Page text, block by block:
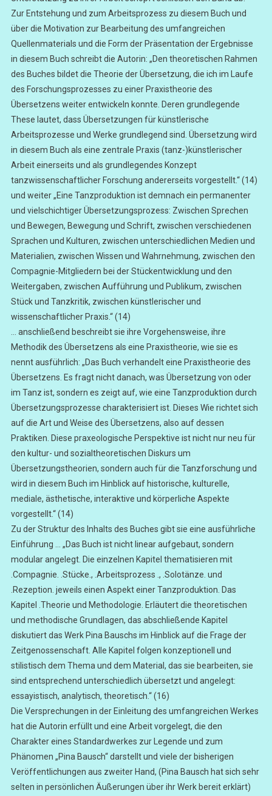
Zur Entstehung und zum Arbeitsprozess zu diesem Buch und
über die Motivation zur Bearbeitung des umfangreichen
Quellenmaterials und die Form der Präsentation der Ergebnisse
in diesem Buch schreibt die Autorin: „Den theoretischen Rahmen
des Buches bildet die Theorie der Übersetzung, die ich im Laufe
des Forschungsprozesses zu einer Praxistheorie des
Übersetzens weiter entwickeln konnte. Deren grundlegende
These lautet, dass Übersetzungen für künstlerische
Arbeitsprozesse und Werke grundlegend sind. Übersetzung wird
in diesem Buch als eine zentrale Praxis (tanz-)künstlerischer
Arbeit einerseits und als grundlegendes Konzept
tanzwissenschaftlicher Forschung andererseits vorgestellt.“ (14)
und weiter „Eine Tanzproduktion ist demnach ein permanenter
und vielschichtiger Übersetzungsprozess: Zwischen Sprechen
und Bewegen, Bewegung und Schrift, zwischen verschiedenen
Sprachen und Kulturen, zwischen unterschiedlichen Medien und
Materialien, zwischen Wissen und Wahrnehmung, zwischen den
Compagnie-Mitgliedern bei der Stückentwicklung und den
Weitergaben, zwischen Aufführung und Publikum, zwischen
Stück und Tanzkritik, zwischen künstlerischer und
wissenschaftlicher Praxis.“ (14)
… anschließend beschreibt sie ihre Vorgehensweise, ihre
Methodik des Übersetzens als eine Praxistheorie, wie sie es
nennt ausführlich: „Das Buch verhandelt eine Praxistheorie des
Übersetzens. Es fragt nicht danach, was Übersetzung von oder
im Tanz ist, sondern es zeigt auf, wie eine Tanzproduktion durch
Übersetzungsprozesse charakterisiert ist. Dieses Wie richtet sich
auf die Art und Weise des Übersetzens, also auf dessen
Praktiken. Diese praxeologische Perspektive ist nicht nur neu für
den kultur- und sozialtheoretischen Diskurs um
Übersetzungstheorien, sondern auch für die Tanzforschung und
wird in diesem Buch im Hinblick auf historische, kulturelle,
mediale, ästhetische, interaktive und körperliche Aspekte
vorgestellt.“ (14)
Zu der Struktur des Inhalts des Buches gibt sie eine ausführliche
Einführung … „Das Buch ist nicht linear aufgebaut, sondern
modular angelegt. Die einzelnen Kapitel thematisieren mit
.Compagnie. .Stücke., .Arbeitsprozess ., .Solotänze. und
.Rezeption. jeweils einen Aspekt einer Tanzproduktion. Das
Kapitel .Theorie und Methodologie. Erläutert die theoretischen
und methodische Grundlagen, das abschließende Kapitel
diskutiert das Werk Pina Bauschs im Hinblick auf die Frage der
Zeitgenossenschaft. Alle Kapitel folgen konzeptionell und
stilistisch dem Thema und dem Material, das sie bearbeiten, sie
sind entsprechend unterschiedlich übersetzt und angelegt:
essayistisch, analytisch, theoretisch.“ (16)
Die Versprechungen in der Einleitung des umfangreichen Werkes
hat die Autorin erfüllt und eine Arbeit vorgelegt, die den
Charakter eines Standardwerkes zur Legende und zum
Phänomen „Pina Bausch“ darstellt und viele der bisherigen
Veröffentlichungen aus zweiter Hand, (Pina Bausch hat sich sehr
selten in persönlichen Äußerungen über ihr Werk bereit erklärt)